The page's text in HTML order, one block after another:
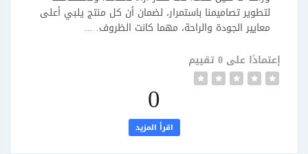
لتطوير تصاميمنا باستمرار، لضمان أن كل منتج يلبي أعلى
معايير الجودة والراحة، مهما كانت الظروف. ...
إعتمادًا على 0 تقييم
0
اقرأ المزيد